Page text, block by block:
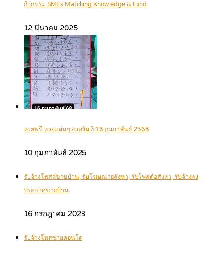
กิจกรรม SMEs Matching Knowledge & Fund
12 มีนาคม 2025
หวยฟรี หวยแม่นๆ งวดวันที่ 16 กุมภาพันธ์ 2568
10 กุมภาพันธ์ 2025
รับจ้างโพสต์ขายบ้าน, รับโฆษณาอสังหา, รับโพสต์อสังหา, รับจ้างลง
ประกาศขายบ้าน
16 กรกฎาคม 2023
รับจ้างโพสขายคอนโด